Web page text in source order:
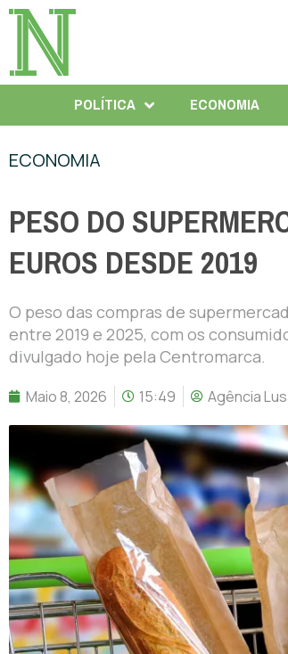
POLÍTICA ECONOMIA
ECONOMIA
PESO DO
EUROS DESDE 2019
O peso das compras de
entre 2019 e 2025, com os
divulgado hoje pela Centromarca.
Maio 8, 2026 15:49 Agência